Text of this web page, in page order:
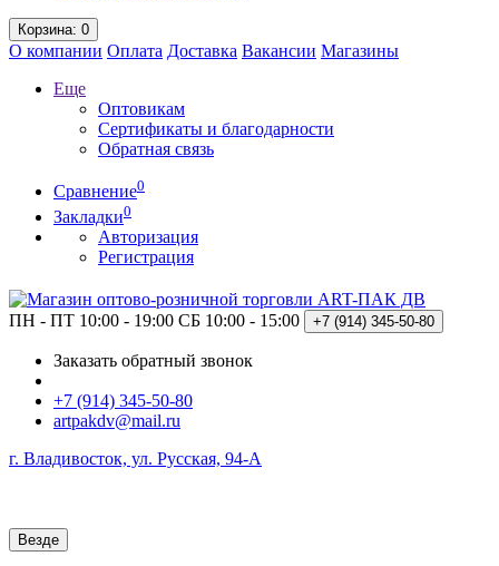
Корзина: 0
О компании Оплата Доставка Вакансии Магазины
Еще
Оптовикам
Сертификаты и благодарности
Обратная связь
Сравнение0
Закладки0
Авторизация
Регистрация
ПН - ПТ 10:00 - 19:00 СБ 10:00 - 15:00 +7 (914) 345-50-80
Заказать обратный звонок
+7 (914) 345-50-80
artpakdv@mail.ru
г. Владивосток, ул. Русская, 94-А
Везде